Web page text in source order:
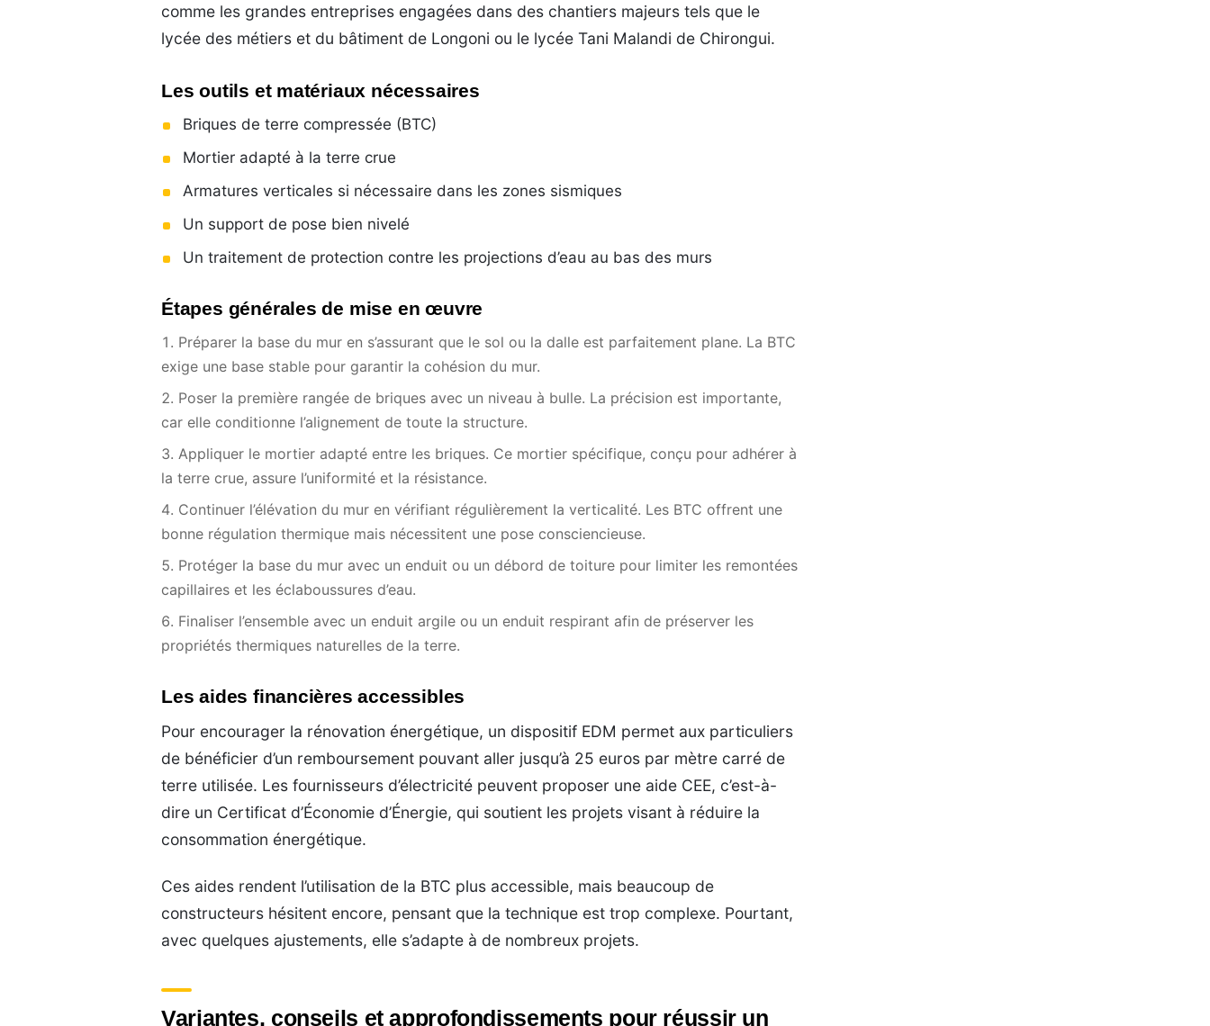
comme les grandes entreprises engagées dans des chantiers majeurs tels que le
lycée des métiers et du bâtiment de Longoni ou le lycée Tani Malandi de Chirongui.
Les outils et matériaux nécessaires
Briques de terre compressée (BTC)
Mortier adapté à la terre crue
Armatures verticales si nécessaire dans les zones sismiques
Un support de pose bien nivelé
Un traitement de protection contre les projections d’eau au bas des murs
Étapes générales de mise en œuvre
Préparer la base du mur en s’assurant que le sol ou la dalle est parfaitement plane. La BTC
exige une base stable pour garantir la cohésion du mur.
Poser la première rangée de briques avec un niveau à bulle. La précision est importante,
car elle conditionne l’alignement de toute la structure.
Appliquer le mortier adapté entre les briques. Ce mortier spécifique, conçu pour adhérer à
la terre crue, assure l’uniformité et la résistance.
Continuer l’élévation du mur en vérifiant régulièrement la verticalité. Les BTC offrent une
bonne régulation thermique mais nécessitent une pose consciencieuse.
Protéger la base du mur avec un enduit ou un débord de toiture pour limiter les remontées
capillaires et les éclaboussures d’eau.
Finaliser l’ensemble avec un enduit argile ou un enduit respirant afin de préserver les
propriétés thermiques naturelles de la terre.
Les aides financières accessibles
Pour encourager la rénovation énergétique, un dispositif EDM permet aux particuliers
de bénéficier d’un remboursement pouvant aller jusqu’à 25 euros par mètre carré de
terre utilisée. Les fournisseurs d’électricité peuvent proposer une aide CEE, c’est-à-
dire un Certificat d’Économie d’Énergie, qui soutient les projets visant à réduire la
consommation énergétique.
Ces aides rendent l’utilisation de la BTC plus accessible, mais beaucoup de
constructeurs hésitent encore, pensant que la technique est trop complexe. Pourtant,
avec quelques ajustements, elle s’adapte à de nombreux projets.
Variantes, conseils et approfondissements pour réussir un